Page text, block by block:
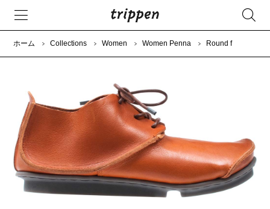
ホーム Collections Women Women Penna Round f